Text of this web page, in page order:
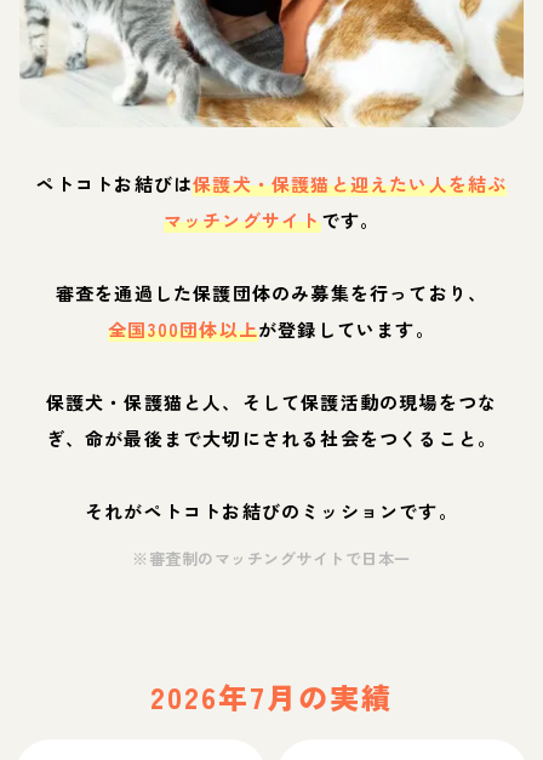
ペトコトお結びは保護犬・保護猫と迎えたい人を結ぶ
マッチングサイトです。
審査を通過した保護団体のみ募集を行っており、
全国300団体以上が登録しています。
保護犬・保護猫と人、そして保護活動の現場をつな
ぎ、命が最後まで大切にされる社会をつくること。
それがペトコトお結びのミッションです。
※審査制のマッチングサイトで日本一
2026年7月の実績